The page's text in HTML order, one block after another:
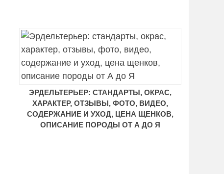
ЭРДЕЛЬТЕРЬЕР: СТАНДАРТЫ, ОКРАС,
ХАРАКТЕР, ОТЗЫВЫ, ФОТО, ВИДЕО,
СОДЕРЖАНИЕ И УХОД, ЦЕНА ЩЕНКОВ,
ОПИСАНИЕ ПОРОДЫ ОТ А ДО Я